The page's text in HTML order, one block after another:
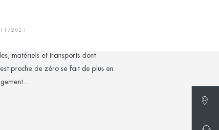
2021
matériels et transports dont
proche de zéro se fait de plus en